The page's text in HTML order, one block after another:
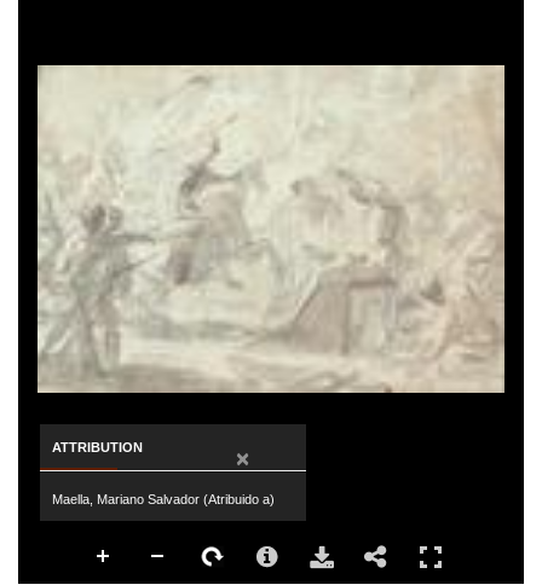
ATTRIBUTION ×
Maella, Mariano Salvador (Atribuido a)